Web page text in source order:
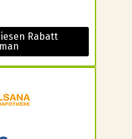
Rabatt